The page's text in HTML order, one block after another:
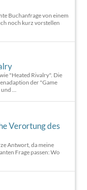
Buchanfrage von einem
noch kurz vorstellen
"Heated Rivalry". Die
der "Game
...
Verortung des
Antwort, da meine
Frage passen: Wo